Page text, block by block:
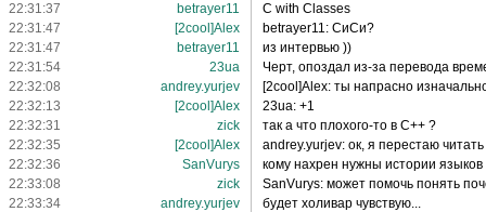
22:31:37
betrayer11
C with Classes
22:31:47
[2cool]Alex
betrayer11: CиCи?
22:31:47
betrayer11
из интервью ))
22:31:54
23ua
Черт, опоздал из-за перевода
22:32:08
andrey.yurjev
[2cool]Alex: ты напрасно
22:32:13
[2cool]Alex
23ua: +1
22:32:31
zick
так а что плохого-то в C++ ?
22:32:35
[2cool]Alex
andrey.yurjev: ок, я перестаю
22:32:36
SanVurys
кому нахрен нужны истории языков
22:33:08
zick
SanVurys: может помочь понять
22:33:34
andrey.yurjev
будет холивар чувствую...